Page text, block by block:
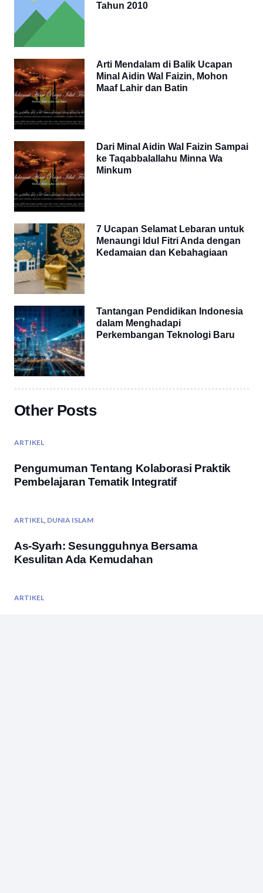
Tahun 2010
Arti Mendalam di Balik Ucapan
Minal Aidin Wal Faizin, Mohon
Maaf Lahir dan Batin
Dari Minal Aidin Wal Faizin Sampai
ke Taqabbalallahu Minna Wa
Minkum
7 Ucapan Selamat Lebaran untuk
Menaungi Idul Fitri Anda dengan
Kedamaian dan Kebahagiaan
Tantangan Pendidikan Indonesia
dalam Menghadapi
Perkembangan Teknologi Baru
Other Posts
ARTIKEL
Pengumuman Tentang Kolaborasi Praktik
Pembelajaran Tematik Integratif
ARTIKEL, DUNIA ISLAM
As-Syarh: Sesungguhnya Bersama
Kesulitan Ada Kemudahan
ARTIKEL